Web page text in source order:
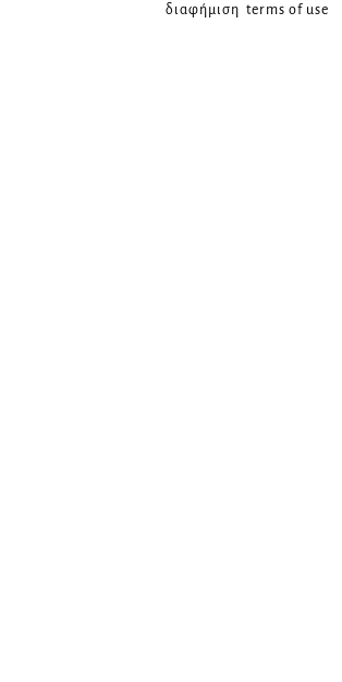
διαφήμιση terms of use